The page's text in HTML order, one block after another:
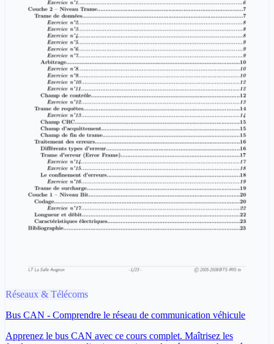
Réseaux & Télécoms
Bus CAN - Comprendre le réseau de communication véhicule
Apprenez le bus CAN avec ce cours complet. Maîtrisez les